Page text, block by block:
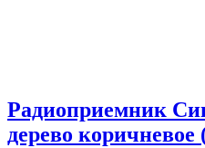
Радиоприемник
дерево коричневое